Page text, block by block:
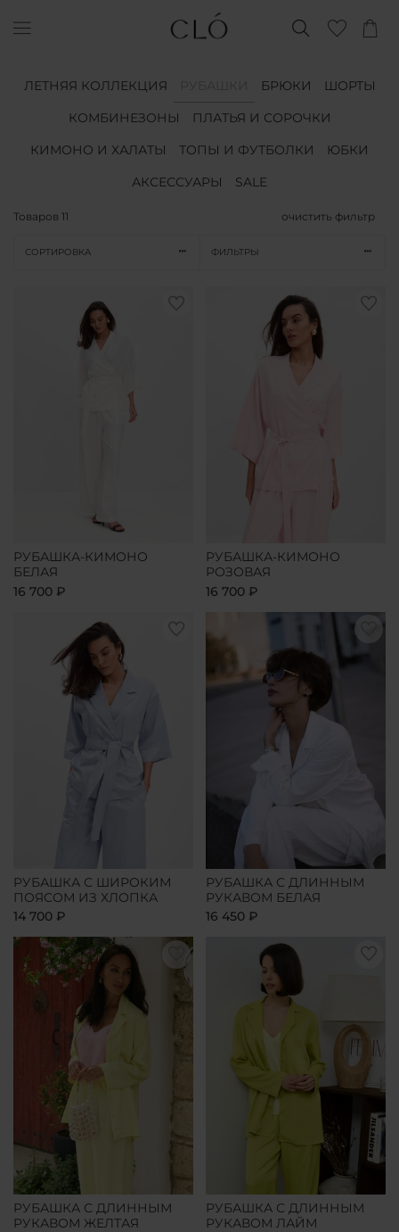
ЛЕТНЯЯ КОЛЛЕКЦИЯ БРЮКИ
ШОРТЫ
КОМБИНЕЗОНЫ
ПЛАТЬЯ И СОРОЧКИ
КИМОНО И ХАЛАТЫ
ТОПЫ И ФУТБОЛКИ
ЮБКИ
АКСЕССУАРЫ
SALE
Товаров 11 очистить фильтр
СОРТИРОВКА ФИЛЬТРЫ
РУБАШКА-КИМОНО
БЕЛАЯ
16 700 ₽
РУБАШКА-КИМОНО
РОЗОВАЯ
16 700 ₽
РУБАШКА С ШИРОКИМ
ПОЯСОМ ИЗ ХЛОПКА
14 700 ₽
РУБАШКА С ДЛИННЫМ
РУКАВОМ БЕЛАЯ
16 450 ₽
РУБАШКА С ДЛИННЫМ
РУКАВОМ ЖЕЛТАЯ
РУБАШКА С ДЛИННЫМ
РУКАВОМ ЛАЙМ